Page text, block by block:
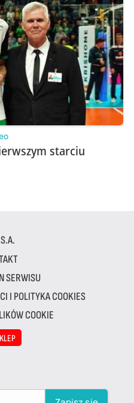
starciu
SERWISU
I POLITYKA COOKIES
COOKIE